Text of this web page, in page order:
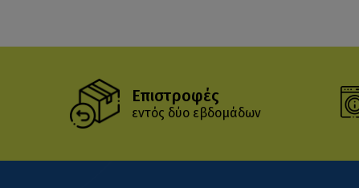
Επιστροφές
εντός δύο εβδομάδων